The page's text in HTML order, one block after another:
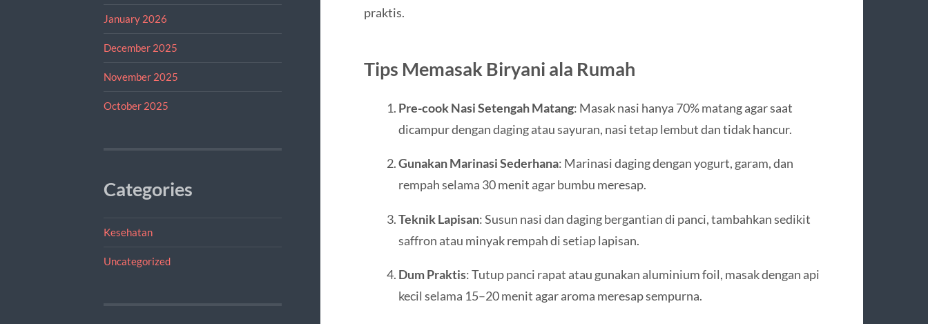
January 2026
December 2025
November 2025
October 2025
Categories
Kesehatan
Uncategorized
praktis.
Tips Memasak Biryani ala Rumah
Pre-cook Nasi Setengah Matang: Masak nasi hanya 70% matang agar saat
dicampur dengan daging atau sayuran, nasi tetap lembut dan tidak hancur.
Gunakan Marinasi Sederhana: Marinasi daging dengan yogurt, garam, dan
rempah selama 30 menit agar bumbu meresap.
Teknik Lapisan: Susun nasi dan daging bergantian di panci, tambahkan sedikit
saffron atau minyak rempah di setiap lapisan.
Dum Praktis: Tutup panci rapat atau gunakan aluminium foil, masak dengan api
kecil selama 15–20 menit agar aroma meresap sempurna.